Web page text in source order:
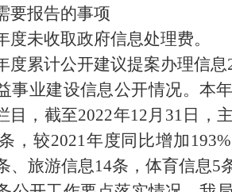
要报告的事项
度未收取政府信息处理费。
度累计公开建议提案办理信息
事业建设信息公开情况。本
目，截至2022年12月 31 日，
，较2021年度同比增加 193%
、旅游信息14条，体育信息5